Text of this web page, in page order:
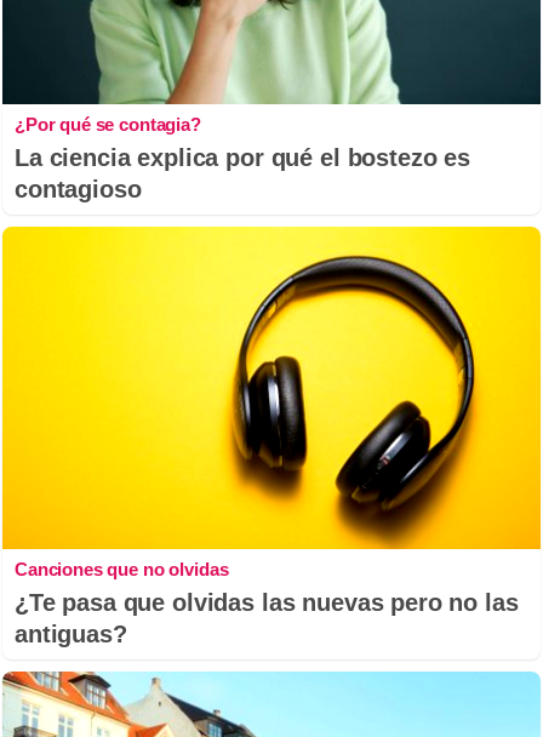
¿Por qué se contagia?
La ciencia explica por qué el bostezo es
contagioso
Canciones que no olvidas
¿Te pasa que olvidas las nuevas pero no las
antiguas?